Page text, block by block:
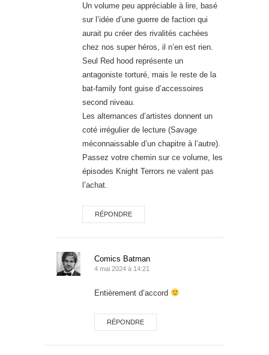
Un volume peu appréciable à lire, basé
sur l’idée d’une guerre de faction qui
aurait pu créer des rivalités cachées
chez nos super héros, il n’en est rien.
Seul Red hood représente un
antagoniste torturé, mais le reste de la
bat-family font guise d’accessoires
second niveau.
Les alternances d’artistes donnent un
coté irrégulier de lecture (Savage
méconnaissable d’un chapitre à l’autre).
Passez votre chemin sur ce volume, les
épisodes Knight Terrors ne valent pas
l’achat.
RÉPONDRE
Comics Batman
4 mai 2024 à 14:21
Entièrement d’accord
RÉPONDRE